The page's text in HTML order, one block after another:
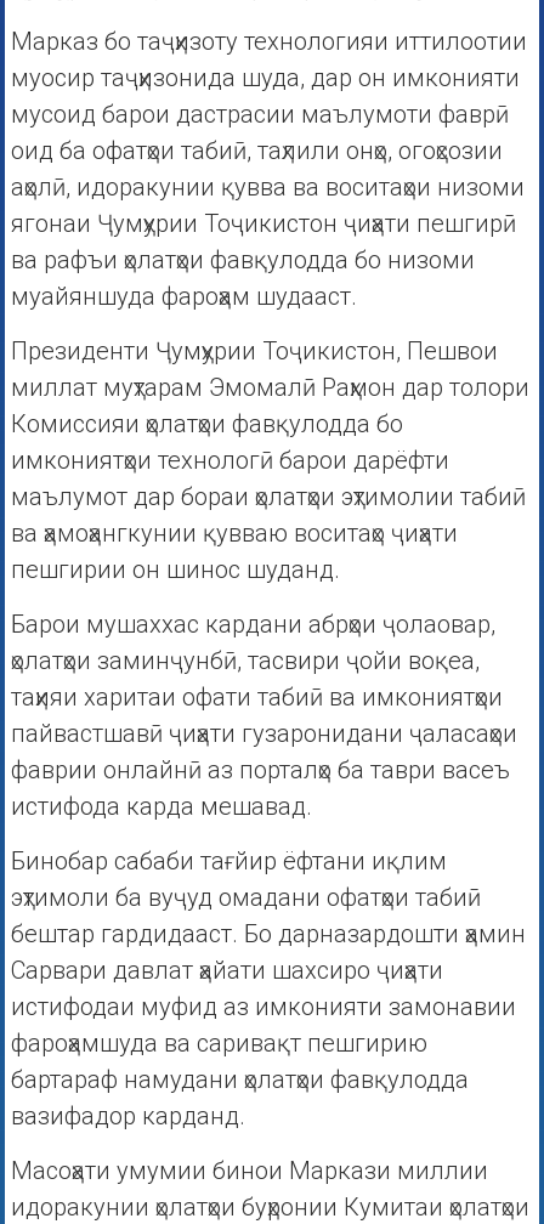
Марказ бо таҷҳизоту технологияи иттилоотии
муосир таҷҳизонида шуда, дар он имконияти
мусоид барои дастрасии маълумоти фаврӣ
оид ба офатҳои табиӣ, таҳлили онҳо, огоҳсозии
аҳолӣ, идоракунии қувва ва воситаҳои низоми
ягонаи Ҷумҳурии Тоҷикистон ҷиҳати пешгирӣ
ва рафъи ҳолатҳои фавқулодда бо низоми
муайяншуда фароҳам шудааст.
Президенти Ҷумҳурии Тоҷикистон, Пешвои
миллат муҳтарам Эмомалӣ Раҳмон дар толори
Комиссияи ҳолатҳои фавқулодда бо
имкониятҳои технологӣ барои дарёфти
маълумот дар бораи ҳолатҳои эҳтимолии табиӣ
ва ҳамоҳангкунии қувваю воситаҳо ҷиҳати
пешгирии он шинос шуданд.
Барои мушаххас кардани абрҳои ҷолаовар,
ҳолатҳои заминҷунбӣ, тасвири ҷойи воқеа,
таҳияи харитаи офати табиӣ ва имкониятҳои
пайвастшавӣ ҷиҳати гузаронидани ҷаласаҳои
фаврии онлайнӣ аз порталҳо ба таври васеъ
истифода карда мешавад.
Бинобар сабаби тағйир ёфтани иқлим
эҳтимоли ба вуҷуд омадани офатҳои табиӣ
бештар гардидааст. Бо дарназардошти ҳамин
Сарвари давлат ҳайати шахсиро ҷиҳати
истифодаи муфид аз имконияти замонавии
фароҳамшуда ва саривақт пешгирию
бартараф намудани ҳолатҳои фавқулодда
вазифадор карданд.
Масоҳати умумии бинои Маркази миллии
идоракунии ҳолатҳои буҳронии Кумитаи ҳолатҳои